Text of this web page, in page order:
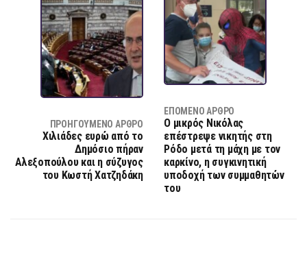
ΠΡΟΗΓΟΎΜΕΝΟ ΆΡΘΡΟ
Χιλιάδες ευρώ από το
Δημόσιο πήραν
Αλεξοπούλου και η σύζυγος
του Κωστή Χατζηδάκη
ΕΠΌΜΕΝΟ ΆΡΘΡΟ
Ο μικρός Νικόλας
επέστρεψε νικητής στη
Ρόδο μετά τη μάχη με τον
καρκίνο, η συγκινητική
υποδοχή των συμμαθητών
του